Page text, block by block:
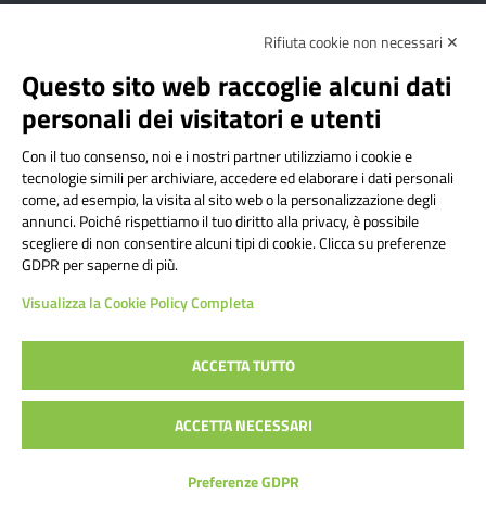
Albo onlinePrivacy Policy
Dichiarazione di accessibilità
Note Legali
Istituto Comprensivo Bricherasio
Via Cesare Bollea n. 3 - 10064 Bricherasio (TO) | P.E.O.:
toic84200d@istruzione.it | P.E.C.:
toic84200d@pec.istruzione.it
Codice Fiscale: 94544620019 | Cod. Meccanografico:
TOIC84200D | Codice IPA: istsc_toic84200d | Codice
Univoco: UFYI9M
Sito web realizzato da AVVALE SPA|Concept & Design by
Designers Italia
Rifiuta cookie non necessari ✕
Questo sito web raccoglie alcuni dati
personali dei visitatori e utenti
Con il tuo consenso, noi e i nostri partner utilizziamo i cookie e
tecnologie simili per archiviare, accedere ed elaborare i dati personali
come, ad esempio, la visita al sito web o la personalizzazione degli
annunci. Poiché rispettiamo il tuo diritto alla privacy, è possibile
scegliere di non consentire alcuni tipi di cookie. Clicca su preferenze
GDPR per saperne di più.
Visualizza la Cookie Policy Completa
ACCETTA TUTTO
ACCETTA NECESSARI
Preferenze GDPR